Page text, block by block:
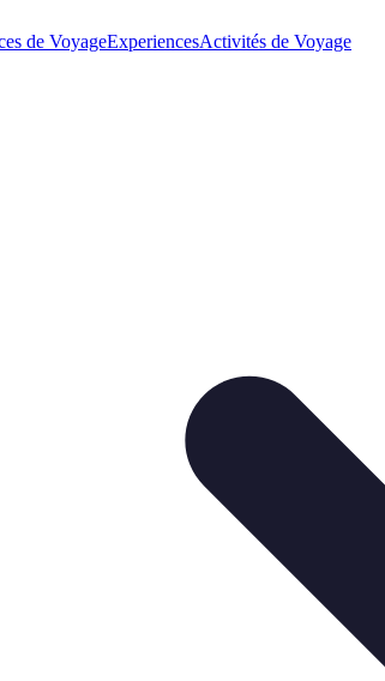
de VoyageExperiencesActivités de Voyage